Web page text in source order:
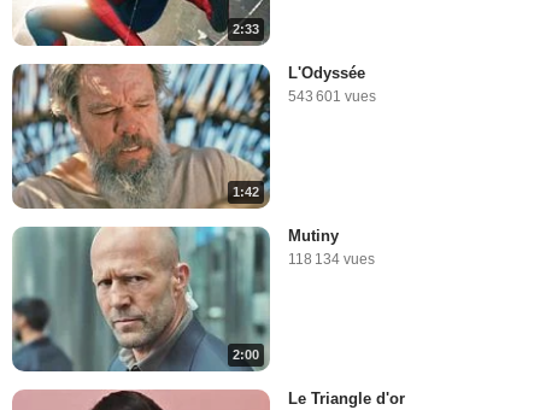
2:33
1:42
L'Odyssée
543 601 vues
2:00
Mutiny
118 134 vues
Le Triangle d'or